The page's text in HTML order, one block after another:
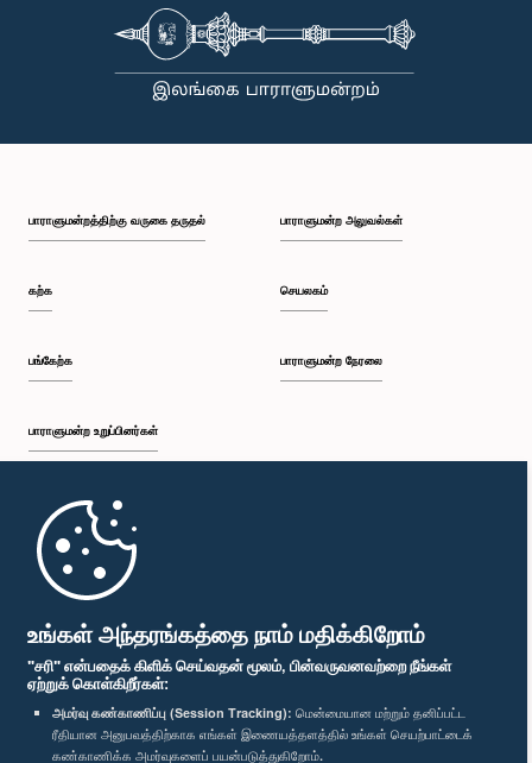
உங்கள் அந்தரங்கத்தை நாம் மதிக்கிறோம்
"சரி" என்பதைக் கிளிக் செய்வதன் மூலம், பின்வருவனவற்றை நீங்கள்
ஏற்றுக் கொள்கிறீர்கள்:
அமர்வு கண்காணிப்பு (Session Tracking): மென்மையான மற்றும் தனிப்பட்ட
ரீதியான அனுபவத்திற்காக எங்கள் இணையத்தளத்தில் உங்கள் செயற்பாட்டைக்
கண்காணிக்க அமர்வுகளைப் பயன்படுத்துகிறோம்.
பாராளுமன்றத்திற்கு வருகை தருதல்
கற்க
பங்கேற்க
பாராளுமன்ற உறுப்பினர்கள்
முதற்பக்கம்
பாராளுமன்ற அலுவல்கள்
செயலகம்
பாராளுமன்ற நேரலை
பாராளுமன்ற கையடக்க செயலி
எம்மை பின்தொடர்க :